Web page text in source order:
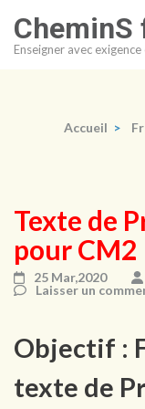
au
contenu
Enseigner avec
Accueil >
Texte de
pour CM2
25 Mar,2020
Laisser un
Objectif :
texte de